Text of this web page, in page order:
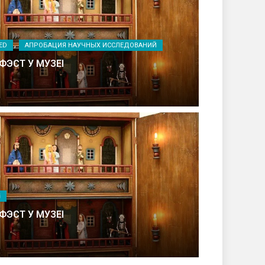
ХОР
АПРОБАЦИЯ НАУЧНЫХ ИССЛЕДОВАНИЙ
У МУЗЕІ
У МУЗЕІ